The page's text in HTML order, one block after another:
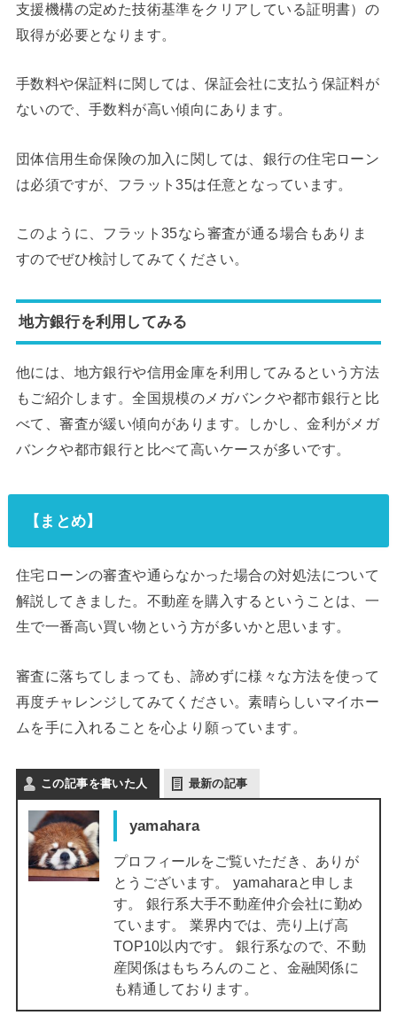
支援機構の定めた技術基準をクリアしている証明書）の
取得が必要となります。
手数料や保証料に関しては、保証会社に支払う保証料が
ないので、手数料が高い傾向にあります。
団体信用生命保険の加入に関しては、銀行の住宅ローン
は必須ですが、フラット35は任意となっています。
このように、フラット35なら審査が通る場合もありま
すのでぜひ検討してみてください。
地方銀行を利用してみる
他には、地方銀行や信用金庫を利用してみるという方法
もご紹介します。全国規模のメガバンクや都市銀行と比
べて、審査が緩い傾向があります。しかし、金利がメガ
バンクや都市銀行と比べて高いケースが多いです。
【まとめ】
住宅ローンの審査や通らなかった場合の対処法について
解説してきました。不動産を購入するということは、一
生で一番高い買い物という方が多いかと思います。
審査に落ちてしまっても、諦めずに様々な方法を使って
再度チャレンジしてみてください。素晴らしいマイホー
ムを手に入れることを心より願っています。
この記事を書いた人 最新の記事
yamahara
プロフィールをご覧いただき、ありが
とうございます。 yamaharaと申しま
す。 銀行系大手不動産仲介会社に勤め
ています。 業界内では、売り上げ高
TOP10以内です。 銀行系なので、不動
産関係はもちろんのこと、金融関係に
も精通しております。